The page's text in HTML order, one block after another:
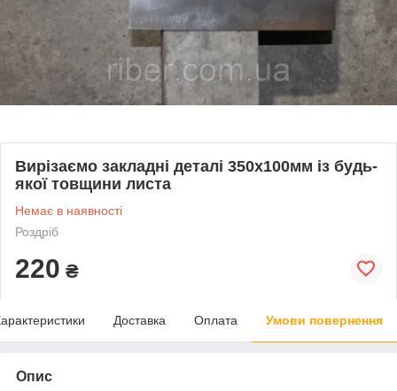
Вирізаємо закладні деталі 350х100мм із будь-
якої товщини листа
Немає в наявності
Роздріб
220 ₴
Доставка Оплата Умови повернення
Опис